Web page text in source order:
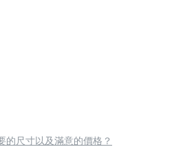
的尺寸以及滿意的價格？